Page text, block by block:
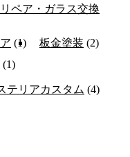
ペア・ガラス交換
(1) 板金塗装 (2)
(1)
テリアカスタム (4)